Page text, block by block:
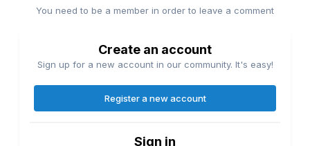
You need to be a member in order to leave a comment
Create an account
Sign up for a new account in our community. It's easy!
Register a new account
Sign in